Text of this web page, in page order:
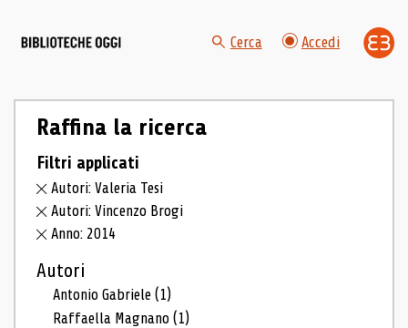
Cerca Accedi
Raffina la ricerca
Filtri applicati
Autori: Valeria Tesi
Autori: Vincenzo Brogi
Anno: 2014
Autori
Antonio Gabriele(1)
Raffaella Magnano(1)